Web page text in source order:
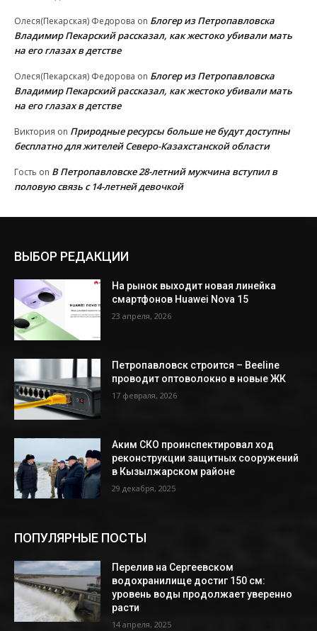
Олеся(Пекарская) Федорова on Блогер из Петропавловска
Владимир Пекарский рассказал, как жестоко убивали мать
на его глазах в детстве
Олеся(Пекарская) Федорова on Блогер из Петропавловска
Владимир Пекарский рассказал, как жестоко убивали мать
на его глазах в детстве
Виктория on Природные ресурсы больше не будут доступны
бесплатно для жителей Северо-Казахстанской области
Гость on В Петропавловске 28-летний мужчина вступил в
половую связь с 14-летней девочкой
ВЫБОР РЕДАКЦИИ
На рынок выходит новая линейка
смартфонов Huawei Nova 15
23 апреля, 2026
Петропавловск строится – Beeline
проводит оптоволокно в новые ЖК
17 февраля, 2026
Аким СКО проинспектировал ход
реконструкции защитных сооружений
в Кызылжарском районе
29 декабря, 2025
ПОПУЛЯРНЫЕ ПОСТЫ
Перелив на Сергеевском
водохранилище достиг 150 см:
уровень воды продолжает уверенно
расти
14 апреля, 2025